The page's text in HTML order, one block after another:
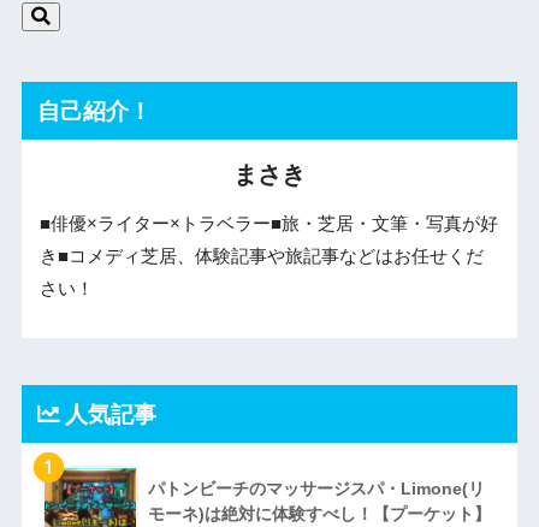
自己紹介！
まさき
■俳優×ライター×トラベラー■旅・芝居・文筆・写真が好
き■コメディ芝居、体験記事や旅記事などはお任せくだ
さい！
人気記事
1
パトンビーチのマッサージスパ・Limone(リ
モーネ)は絶対に体験すべし！【プーケット】